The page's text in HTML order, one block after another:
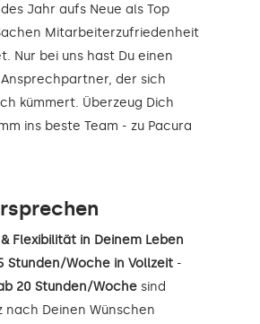
Jahr aufs Neue als Top
Mitarbeiterzufriedenheit
Nur bei uns hast Du einen
der sich
kümmert. Überzeug Dich
ins beste Team - zu Pacura
Flexibilität in Deinem Leben
Stunden/Woche in Vollzeit -
20 Stunden/Woche sind
nach Deinen Wünschen